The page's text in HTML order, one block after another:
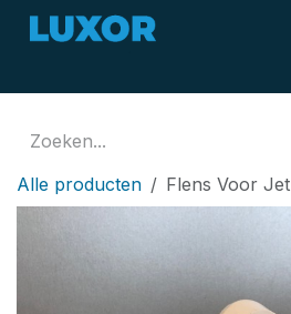
Overslaan naar inhoud
Alle producten Flens Voor Jet